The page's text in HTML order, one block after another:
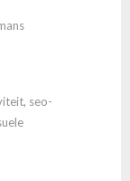
, seo-